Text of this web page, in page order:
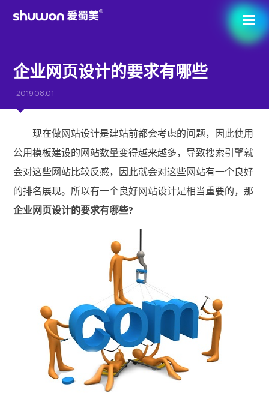
企业网页设计的要求有哪些
2019.08.01
现在做网站设计是建站前都会考虑的问题，因此使用
公用模板建设的网站数量变得越来越多，导致搜索引擎就
会对这些网站比较反感，因此就会对这些网站有一个良好
的排名展现。所以有一个良好网站设计是相当重要的，那
企业网页设计的要求有哪些?